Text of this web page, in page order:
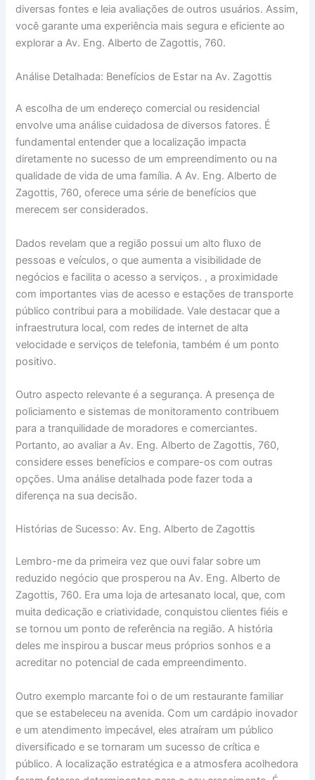
diversas fontes e leia avaliações de outros usuários. Assim,
você garante uma experiência mais segura e eficiente ao
explorar a Av. Eng. Alberto de Zagottis, 760.
Análise Detalhada: Benefícios de Estar na Av. Zagottis
A escolha de um endereço comercial ou residencial
envolve uma análise cuidadosa de diversos fatores. É
fundamental entender que a localização impacta
diretamente no sucesso de um empreendimento ou na
qualidade de vida de uma família. A Av. Eng. Alberto de
Zagottis, 760, oferece uma série de benefícios que
merecem ser considerados.
Dados revelam que a região possui um alto fluxo de
pessoas e veículos, o que aumenta a visibilidade de
negócios e facilita o acesso a serviços. , a proximidade
com importantes vias de acesso e estações de transporte
público contribui para a mobilidade. Vale destacar que a
infraestrutura local, com redes de internet de alta
velocidade e serviços de telefonia, também é um ponto
positivo.
Outro aspecto relevante é a segurança. A presença de
policiamento e sistemas de monitoramento contribuem
para a tranquilidade de moradores e comerciantes.
Portanto, ao avaliar a Av. Eng. Alberto de Zagottis, 760,
considere esses benefícios e compare-os com outras
opções. Uma análise detalhada pode fazer toda a
diferença na sua decisão.
Histórias de Sucesso: Av. Eng. Alberto de Zagottis
Lembro-me da primeira vez que ouvi falar sobre um
reduzido negócio que prosperou na Av. Eng. Alberto de
Zagottis, 760. Era uma loja de artesanato local, que, com
muita dedicação e criatividade, conquistou clientes fiéis e
se tornou um ponto de referência na região. A história
deles me inspirou a buscar meus próprios sonhos e a
acreditar no potencial de cada empreendimento.
Outro exemplo marcante foi o de um restaurante familiar
que se estabeleceu na avenida. Com um cardápio inovador
e um atendimento impecável, eles atraíram um público
diversificado e se tornaram um sucesso de crítica e
público. A localização estratégica e a atmosfera acolhedora